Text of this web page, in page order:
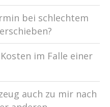
bei schlechtem
im Falle einer
auch zu mir nach